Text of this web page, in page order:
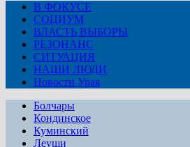
В ФОКУСЕ
СОЦИУМ
ВЛАСТЬ ВЫБОРЫ
РЕЗОНАНС
СИТУАЦИЯ
НАШИ ЛЮДИ
Новости Урая
Болчары
Кондинское
Куминский
Леуши